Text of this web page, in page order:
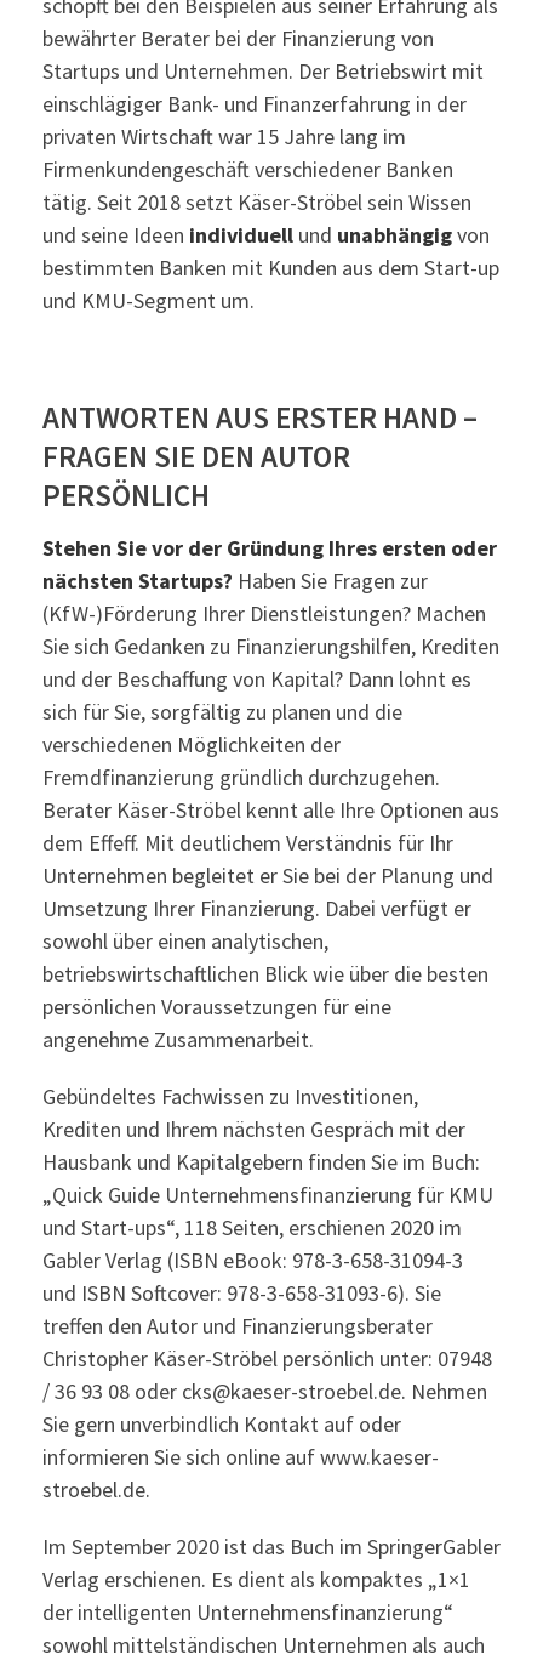
bewährter Berater bei der Finanzierung von
Startups und Unternehmen. Der Betriebswirt mit
einschlägiger Bank- und Finanzerfahrung in der
privaten Wirtschaft war 15 Jahre lang im
Firmenkundengeschäft verschiedener Banken
tätig. Seit 2018 setzt Käser-Ströbel sein Wissen
und seine Ideen individuell und unabhängigvon
bestimmten Banken mit Kunden aus dem Start-up
und KMU-Segment um.
ANTWORTEN AUS ERSTER HAND –
FRAGEN SIE DEN AUTOR
PERSÖNLICH
Stehen Sie vor der Gründung Ihres ersten oder
nächsten Startups? Haben Sie Fragen zur
(KfW-)Förderung Ihrer Dienstleistungen? Machen
Sie sich Gedanken zu Finanzierungshilfen, Krediten
und der Beschaffung von Kapital? Dann lohnt es
sich für Sie, sorgfältig zu planen und die
verschiedenen Möglichkeiten der
Fremdfinanzierung gründlich durchzugehen.
Berater Käser-Ströbel kennt alle Ihre Optionen aus
dem Effeff. Mit deutlichem Verständnis für Ihr
Unternehmen begleitet er Sie bei der Planung und
Umsetzung Ihrer Finanzierung. Dabei verfügt er
sowohl über einen analytischen,
betriebswirtschaftlichen Blick wie über die besten
persönlichen Voraussetzungen für eine
angenehme Zusammenarbeit.
Gebündeltes Fachwissen zu Investitionen,
Krediten und Ihrem nächsten Gespräch mit der
Hausbank und Kapitalgebern finden Sie im Buch:
„Quick Guide Unternehmensfinanzierung für KMU
und Start-ups“, 118 Seiten, erschienen 2020 im
Gabler Verlag (ISBN eBook: 978-3-658-31094-3
und ISBN Softcover: 978-3-658-31093-6). Sie
treffen den Autor und Finanzierungsberater
Christopher Käser-Ströbel persönlich unter: 07948
/ 36 93 08 oder cks@kaeser-stroebel.de. Nehmen
Sie gern unverbindlich Kontakt auf oder
informieren Sie sich online auf www.kaeser-
stroebel.de.
Im September 2020 ist das Buch im SpringerGabler
Verlag erschienen. Es dient als kompaktes „1×1
der intelligenten Unternehmensfinanzierung“
sowohl mittelständischen Unternehmen als auch